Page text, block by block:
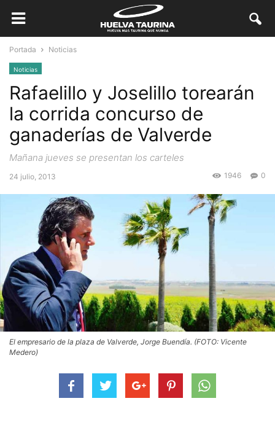
Portada Noticias
Noticias
Rafaelillo y Joselillo torearán
la corrida concurso de
ganaderías de Valverde
Mañana jueves se presentan los carteles
24 julio, 2013 0
1946
El empresario de la plaza de Valverde, Jorge Buendía. (FOTO: Vicente
Medero)